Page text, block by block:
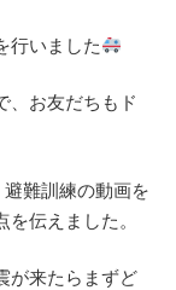
行いました
、お友だちもド
避難訓練の動画を
伝えました。
が来たらまずど